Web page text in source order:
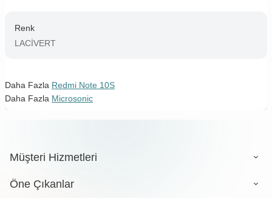
Renk
LACİVERT
Daha Fazla Redmi Note 10S
Daha Fazla Microsonic
Müşteri Hizmetleri
Öne Çıkanlar